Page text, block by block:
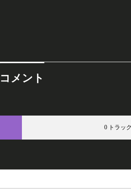
コメント
0 トラッ